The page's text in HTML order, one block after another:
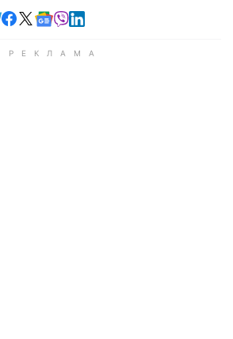
Читайте в Telegram
Читайте в Facebook
Читайте в X
Читайте в Google news
Читайте в Viber
Читайте в LinkedIn